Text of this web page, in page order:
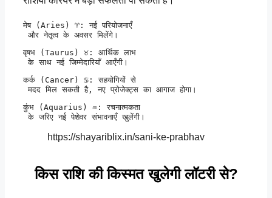
मेष (Aries) ♈: नई परियोजनाएँ
और नेतृत्व के अवसर मिलेंगे।
वृषभ (Taurus) ♉: आर्थिक लाभ
के साथ नई जिम्मेदारियाँ आएँगी।
कर्क (Cancer) ♋: सहयोगियों से
मदद मिल सकती है, नए प्रोजेक्ट्स का आगाज होगा।
कुंभ (Aquarius) ♒: रचनात्मकता
के जरिए नई पेशेवर संभावनाएँ खुलेंगी।
https://shayariblix.in/sani-ke-prabhav
किस राशि की किस्मत खुलेगी लॉटरी से?